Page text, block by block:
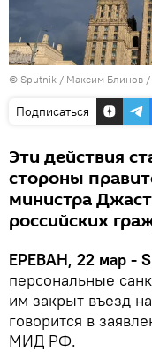
© Sputnik / Максим Блинов /
Подписаться
Эти действия
стороны
министра
российских
ЕРЕВАН, 22 мар -
персональные
им закрыт въезд
говорится в
МИД РФ.